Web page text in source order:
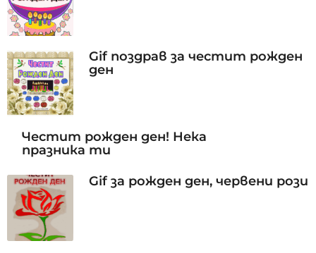
o
Gif поздрав за честит рожден
ден
Честит рожден ден! Нека
празника ти
Gif за рожден ден, червени рози